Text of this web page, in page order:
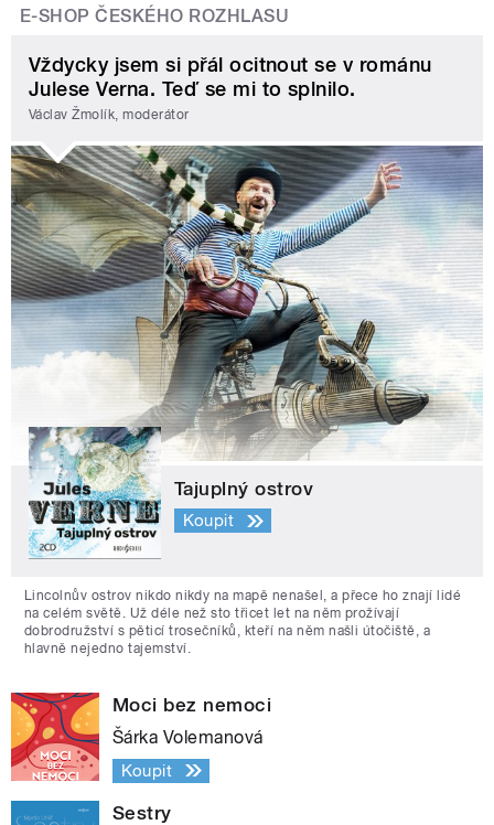
E-SHOP ČESKÉHO ROZHLASU
Vždycky jsem si přál ocitnout se v románu
Julese Verna. Teď se mi to splnilo.
Václav Žmolík, moderátor
Tajuplný ostrov
Koupit
Lincolnův ostrov nikdo nikdy na mapě nenašel, a přece ho znají lidé
na celém světě. Už déle než sto třicet let na něm prožívají
dobrodružství s pěticí trosečníků, kteří na něm našli útočiště, a
hlavně nejedno tajemství.
Moci bez nemoci
Šárka Volemanová
Koupit
Sestry